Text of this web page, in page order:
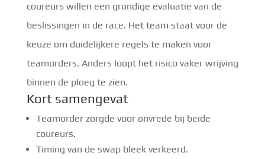
coureurs willen een grondige evaluatie van de
beslissingen in de race. Het team staat voor de
keuze om duidelijkere regels te maken voor
teamorders. Anders loopt het risico vaker wrijving
binnen de ploeg te zien.
Kort samengevat
Teamorder zorgde voor onvrede bij beide
coureurs.
Timing van de swap bleek verkeerd.